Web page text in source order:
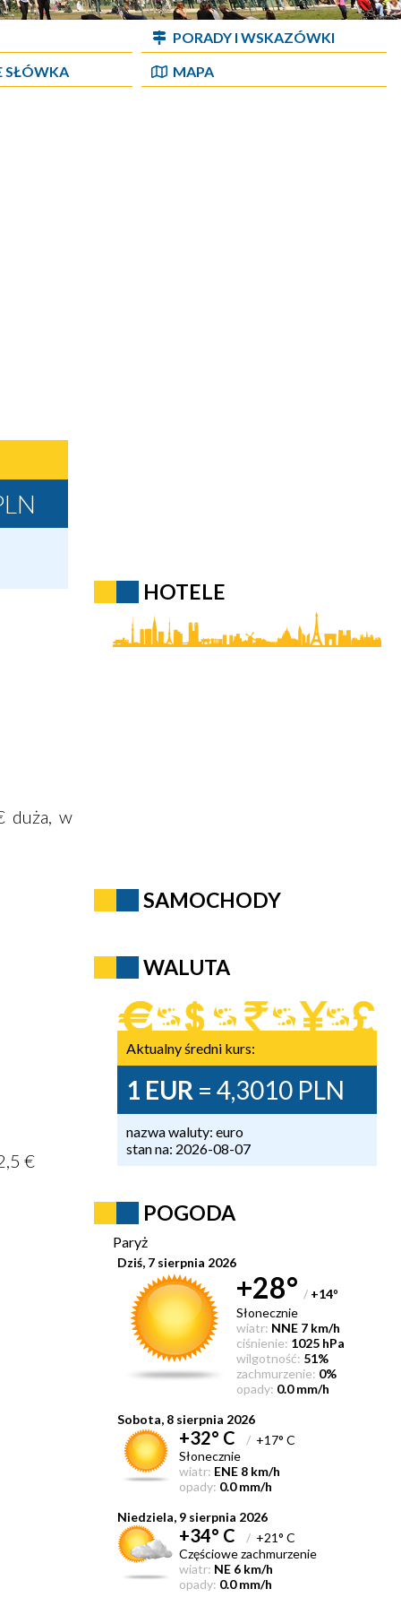
PORADY I WSKAZÓWKI
SŁÓWKA
MAPA
duża, w
€
HOTELE
SAMOCHODY
WALUTA
Aktualny średni kurs:
1 EUR = 4,3010 PLN
nazwa waluty: euro
stan na: 2026-08-07
POGODA
Paryż
Dziś, 7 sierpnia 2026
+28° / +14°
Słonecznie
wiatr: NNE 7 km/h
ciśnienie: 1025 hPa
wilgotność: 51%
zachmurzenie: 0%
opady: 0.0 mm/h
Sobota, 8 sierpnia 2026
+32° C / +17° C
Słonecznie
wiatr: ENE 8 km/h
opady: 0.0 mm/h
Niedziela, 9 sierpnia 2026
+34° C / +21° C
Częściowe zachmurzenie
wiatr: NE 6 km/h
opady: 0.0 mm/h